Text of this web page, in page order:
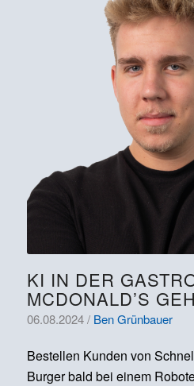
KI IN DER
MCDONALD’S
06.08.2024 / Ben Grünbauer
Bestellen Kunden von
Burger bald bei einem